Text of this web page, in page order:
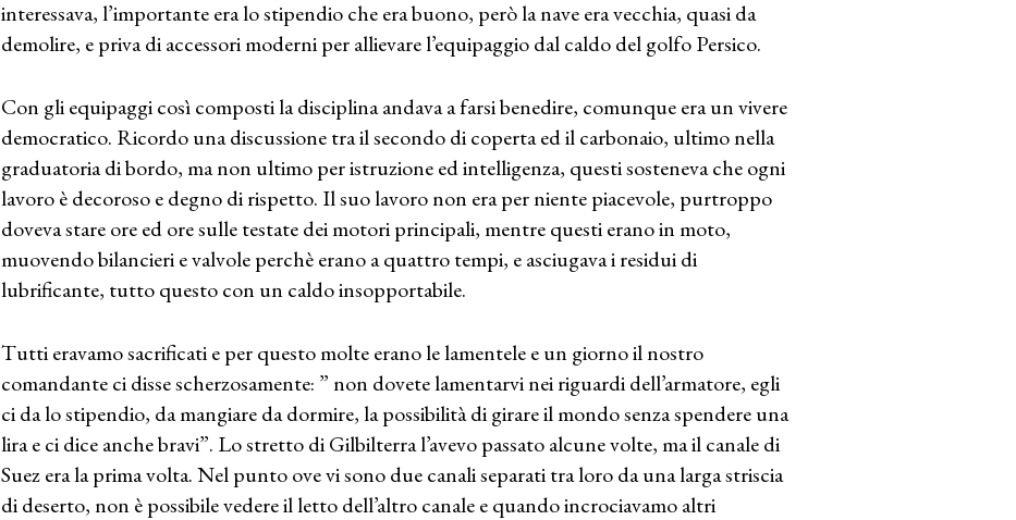
interessava, l’importante era lo stipendio che era buono, però la nave era vecchia, quasi da
demolire, e priva di accessori moderni per allievare l’equipaggio dal caldo del golfo Persico.
Con gli equipaggi così composti la disciplina andava a farsi benedire, comunque era un vivere
democratico. Ricordo una discussione tra il secondo di coperta ed il carbonaio, ultimo nella
graduatoria di bordo, ma non ultimo per istruzione ed intelligenza, questi sosteneva che ogni
lavoro è decoroso e degno di rispetto. Il suo lavoro non era per niente piacevole, purtroppo
doveva stare ore ed ore sulle testate dei motori principali, mentre questi erano in moto,
muovendo bilancieri e valvole perchè erano a quattro tempi, e asciugava i residui di
lubrificante, tutto questo con un caldo insopportabile.
Tutti eravamo sacrificati e per questo molte erano le lamentele e un giorno il nostro
comandante ci disse scherzosamente: ” non dovete lamentarvi nei riguardi dell’armatore, egli
ci da lo stipendio, da mangiare da dormire, la possibilità di girare il mondo senza spendere una
lira e ci dice anche bravi”. Lo stretto di Gilbilterra l’avevo passato alcune volte, ma il canale di
Suez era la prima volta. Nel punto ove vi sono due canali separati tra loro da una larga striscia
di deserto, non è possibile vedere il letto dell’altro canale e quando incrociavamo altri